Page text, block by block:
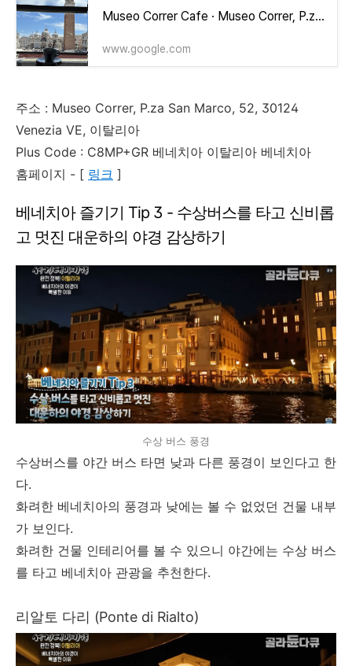
Museo Correr Cafe · Museo Correr, P.za San Marco, 52, 30124 Venezia VE, 이탈리아
www.google.com
주소 : Museo Correr, P.za San Marco, 52, 30124
Venezia VE, 이탈리아
Plus Code : C8MP+GR 베네치아 이탈리아 베네치아
홈페이지 - [ 링크 ]
베네치아 즐기기 Tip 3 - 수상버스를 타고 신비롭
고 멋진 대운하의 야경 감상하기
수상 버스 풍경
수상버스를 야간 버스 타면 낮과 다른 풍경이 보인다고 한
다.
화려한 베네치아의 풍경과 낮에는 볼 수 없었던 건물 내부
가 보인다.
화려한 건물 인테리어를 볼 수 있으니 야간에는 수상 버스
를 타고 베네치아 관광을 추천한다.
리알토 다리 (Ponte di Rialto)